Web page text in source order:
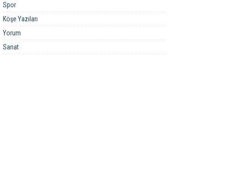
Spor
Köşe Yazıları
Yorum
Sanat